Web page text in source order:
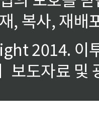
, 복사, 재배
2014. 이
보도자료